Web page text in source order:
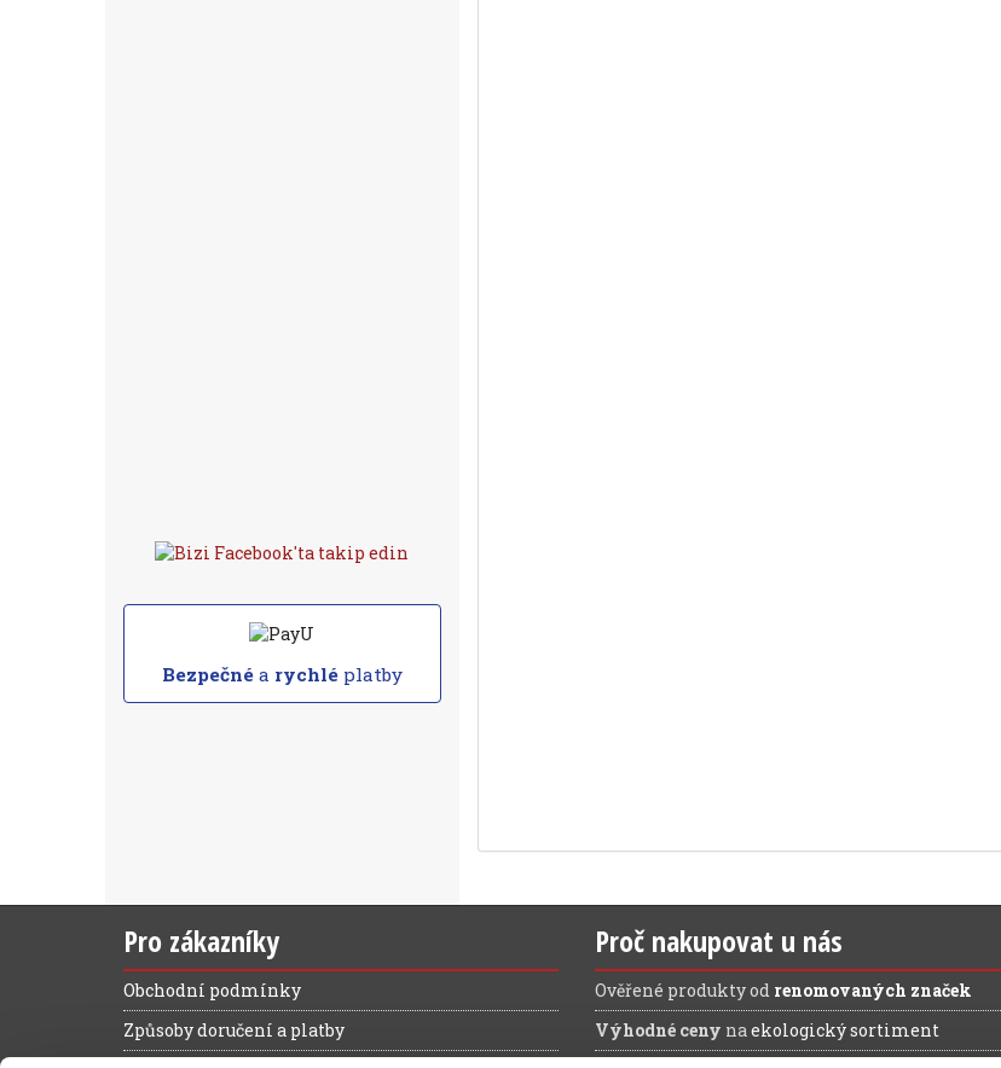
Bezpečnéa rychléplatby
Pro zákazníky
Obchodní podmínky
Způsoby doručení a platby
Proč nakupovat u nás
Ověřené produkty od renomovaných značek
Výhodné ceny na ekologický sortiment